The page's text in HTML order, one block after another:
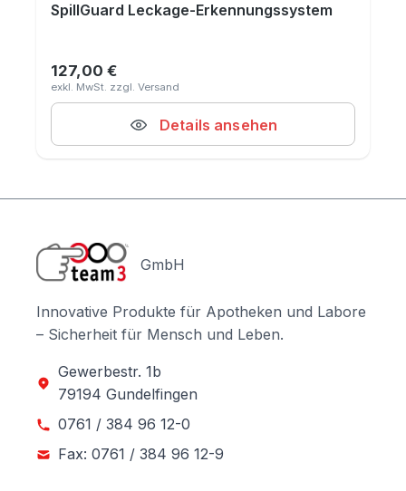
SpillGuard Leckage-Erkennungssystem
Regulärer Preis:
127,00 €
Details ansehen
GmbH
Innovative Produkte für Apotheken und Labore
– Sicherheit für Mensch und Leben.
Gewerbestr. 1b
79194 Gundelfingen
0761 / 384 96 12-0
Fax: 0761 / 384 96 12-9